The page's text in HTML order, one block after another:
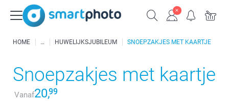
HOME HUWELIJKSJUBILEUM SNOEPZAKJES MET KAARTJE
Snoepzakjes met kaartje
Vanaf20,99